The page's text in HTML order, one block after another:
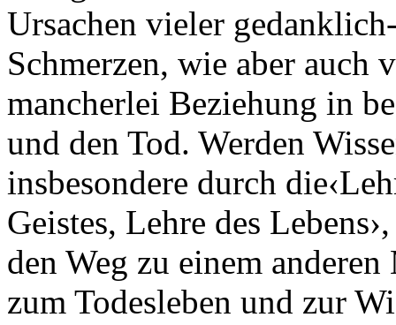
Ursachen vieler
Schmerzen, wie aber auch
mancherlei Beziehung in
und den Tod. Werden
insbesondere durch
Geistes, Lehre des
den Weg zu einem
zum Todesleben und zur